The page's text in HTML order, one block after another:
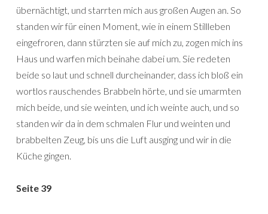
übernächtigt, und starrten mich aus großen Augen an. So
standen wir für einen Moment, wie in einem Stillleben
eingefroren, dann stürzten sie auf mich zu, zogen mich ins
Haus und warfen mich beinahe dabei um. Sie redeten
beide so laut und schnell durcheinander, dass ich bloß ein
wortlos rauschendes Brabbeln hörte, und sie umarmten
mich beide, und sie weinten, und ich weinte auch, und so
standen wir da in dem schmalen Flur und weinten und
brabbelten Zeug, bis uns die Luft ausging und wir in die
Küche gingen.
Seite 39